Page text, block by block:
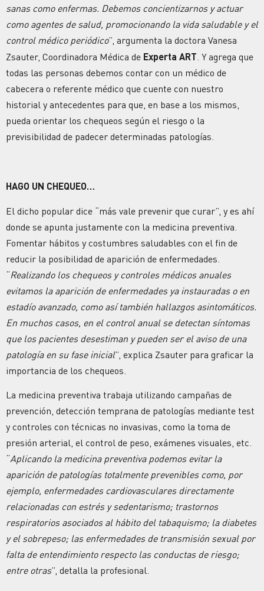
sanas como enfermas. Debemos concientizarnos y actuar
como agentes de salud, promocionando la vida saludable y el
control médico periódico”, argumenta la doctora Vanesa
Zsauter, Coordinadora Médica de Experta ART. Y agrega que
todas las personas debemos contar con un médico de
cabecera o referente médico que cuente con nuestro
historial y antecedentes para que, en base a los mismos,
pueda orientar los chequeos según el riesgo o la
previsibilidad de padecer determinadas patologías.
HAGO UN CHEQUEO…
El dicho popular dice “más vale prevenir que curar”, y es ahí
donde se apunta justamente con la medicina preventiva.
Fomentar hábitos y costumbres saludables con el fin de
reducir la posibilidad de aparición de enfermedades.
“Realizando los chequeos y controles médicos anuales
evitamos la aparición de enfermedades ya instauradas o en
estadío avanzado, como así también hallazgos asintomáticos.
En muchos casos, en el control anual se detectan síntomas
que los pacientes desestiman y pueden ser el aviso de una
patología en su fase inicial”, explica Zsauter para graficar la
importancia de los chequeos.
La medicina preventiva trabaja utilizando campañas de
prevención, detección temprana de patologías mediante test
y controles con técnicas no invasivas, como la toma de
presión arterial, el control de peso, exámenes visuales, etc.
“Aplicando la medicina preventiva podemos evitar la
aparición de patologías totalmente prevenibles como, por
ejemplo, enfermedades cardiovasculares directamente
relacionadas con estrés y sedentarismo; trastornos
respiratorios asociados al hábito del tabaquismo; la diabetes
y el sobrepeso; las enfermedades de transmisión sexual por
falta de entendimiento respecto las conductas de riesgo;
entre otras”, detalla la profesional.